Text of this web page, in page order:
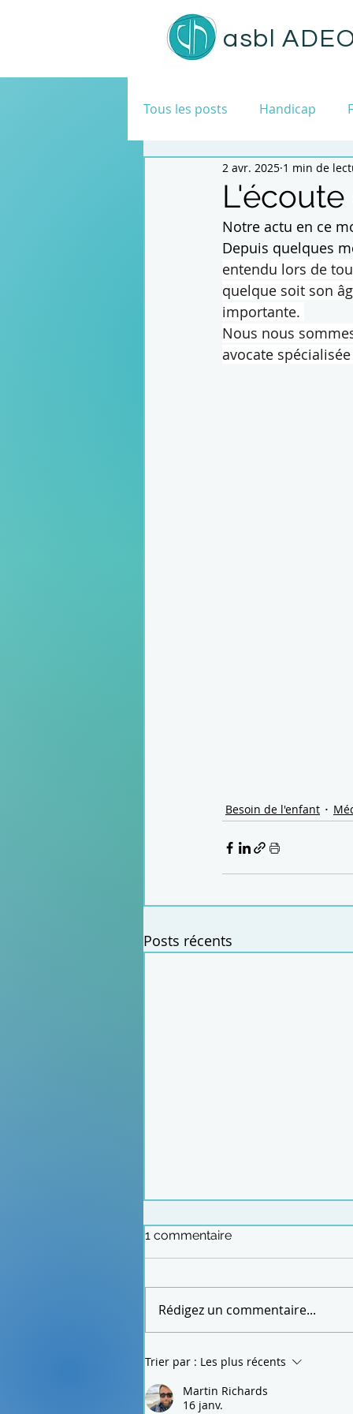
asbl
Tous les posts Handicap
Médiation familiale
2 avr. 2025 1 min de
Notre actu en ce
Depuis quelques
entendu lors de
quelque soit son
importante.
Nous nous
avocate
Besoin de l'enfant
Posts récents
Rencontre-conférence
17/09/2025
1 commentaire
Rédigez un commentaire...
Trier par : Les plus récents
Martin Richards
16 janv.